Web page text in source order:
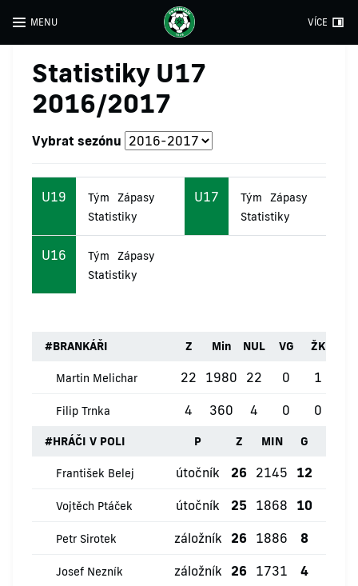
MENU VÍCE
Statistiky U17
2016/2017
Vybrat sezónu
U19 Tým
Zápasy
Statistiky
U17 Tým
Zápasy
Statistiky
U16 Tým
Zápasy
Statistiky
#BRANKÁŘI Z Min NUL VG ŽK
Martin Melichar 22 1980 22 0 1
Filip Trnka 4 360 4 0 0
#HRÁČI V POLI P Z MIN G
František Belej útočník 26 2145 12
Vojtěch Ptáček útočník 25 1868 10
Petr Sirotek záložník 26 1886 8
Josef Nezník záložník 26 1731 4